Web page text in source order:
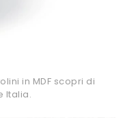
in MDF scopri di
Italia.